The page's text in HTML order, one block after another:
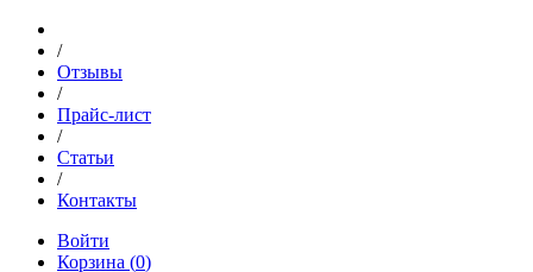
/
Отзывы
/
Прайс-лист
/
Статьи
/
Контакты
Войти
Корзина (0)